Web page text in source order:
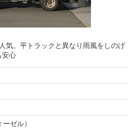
気。平トラックと異なり雨風をしのげ
安心
ゼル）